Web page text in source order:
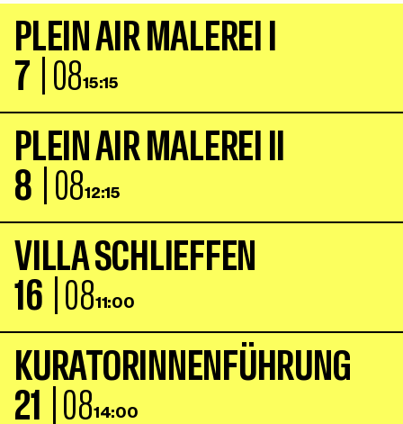
7 | 0815:15
PLE N AI R MALERE
8 | 0812:15
PLE N AI R MALERE
16 | 0811:00
VI LLASCH L EFFEN
21 | 0814:00
KURATORI N N EN FÜH RUNG